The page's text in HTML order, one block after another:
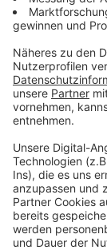
gewählt -
wenn wir
Kindergarten-
am besten
Anzeige
Anzeige